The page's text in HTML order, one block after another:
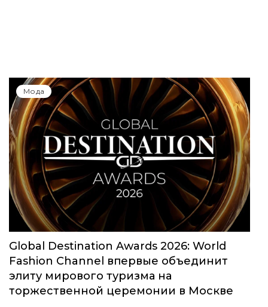
Мода
Global Destination Awards 2026: World
Fashion Channel впервые объединит
элиту мирового туризма на
торжественной церемонии в Москве